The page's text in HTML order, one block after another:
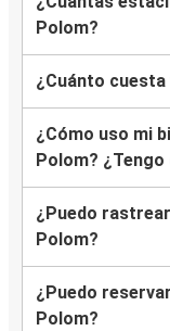
Polom?
¿Cuánto
¿Cómo uso mi
Polom?
¿Puedo
Polom?
¿Puedo
Polom?